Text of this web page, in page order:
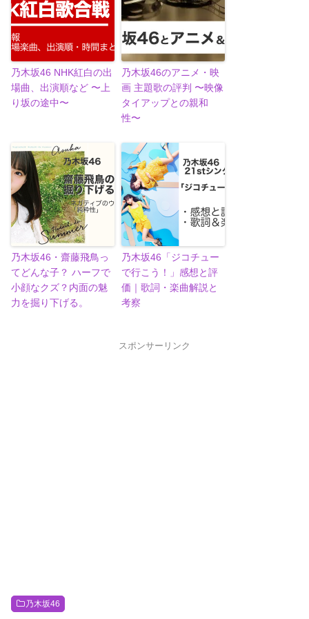
乃木坂46 NHK紅白の出
場曲、出演順など 〜上
り坂の途中〜
乃木坂46のアニメ・映
画 主題歌の評判 〜映像
タイアップとの親和
性〜
乃木坂46・齋藤飛鳥っ
てどんな子？ ハーフで
小顔なクズ？内面の魅
力を掘り下げる。
乃木坂46「ジコチュー
で行こう！」感想と評
価｜歌詞・楽曲解説と
考察
スポンサーリンク
乃木坂46